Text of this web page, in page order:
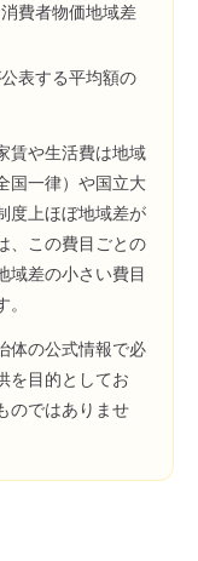
費者物価地域差
表する平均額の
賃や生活費は地域
国一律）や国立大
度上ほぼ地域差が
、この費目ごとの
域差の小さい費目
体の公式情報で必
を目的としてお
のではありませ